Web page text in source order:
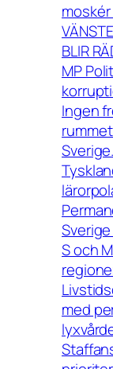
moskér
BLIR
MP
Ingen
Sverige.
S och
med